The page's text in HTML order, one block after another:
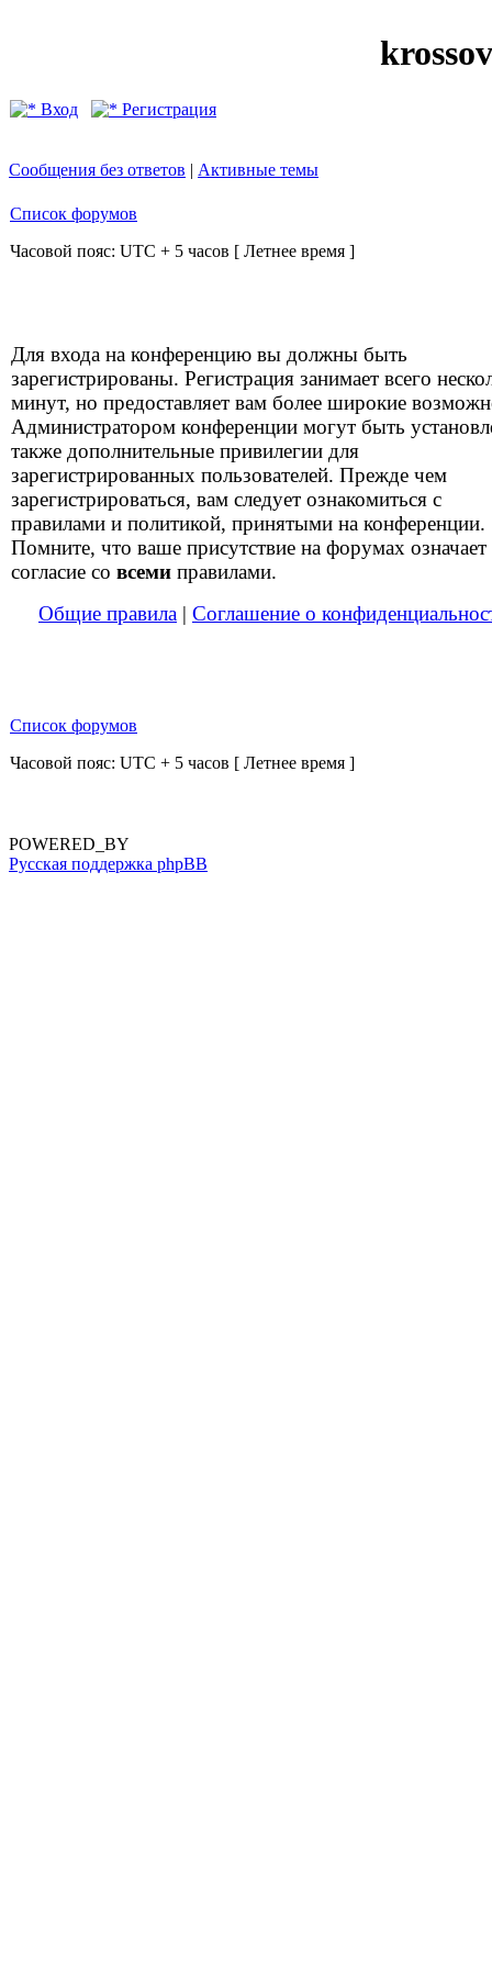
Вход Регистрация
Сообщения без ответов | Активные темы
Список форумов
Часовой пояс: UTC + 5 часов [ Летнее время ]
Для входа на конференцию вы должны быть
зарегистрированы. Регистрация занимает всего
минут, но предоставляет вам более широкие
Администратором конференции могут быть
также дополнительные привилегии для
зарегистрированных пользователей. Прежде чем
зарегистрироваться, вам следует ознакомиться с
правилами и политикой, принятыми на конференции.
Помните, что ваше присутствие на форумах означает
согласие со всеми правилами.
Общие правила | Соглашение о
Список форумов
Часовой пояс: UTC + 5 часов [ Летнее время ]
POWERED_BY
Русская поддержка phpBB